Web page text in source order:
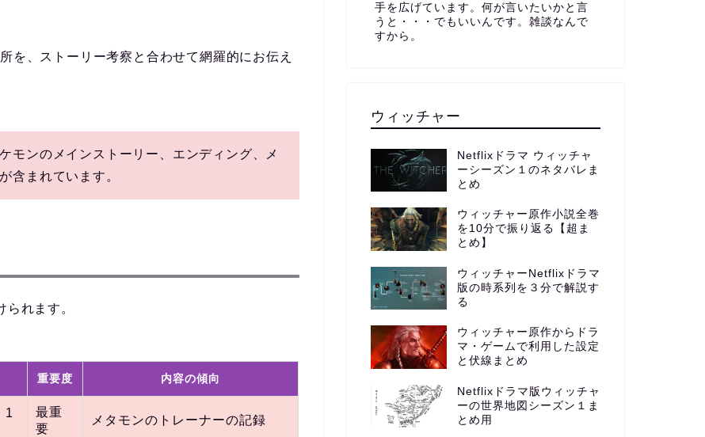
を、ストーリー考察と合わせて網羅的にお伝え
モンのメインストーリー、エンディング、メ
含まれています。
られます。
重要度 内容の傾向
1
最重
要
メタモンのトレーナーの記録
手を広げています。何が言いたいかと言
うと・・・でもいいんです。雑談なんで
すから。
ウィッチャー
Netflixドラマ ウィッチャ
ーシーズン１のネタバレま
とめ
ウィッチャー原作小説全巻
を10分で振り返る【超ま
とめ】
ウィッチャーNetflixドラマ
版の時系列を３分で解説す
る
ウィッチャー原作からドラ
マ・ゲームで利用した設定
と伏線まとめ
Netflixドラマ版ウィッチャ
ーの世界地図シーズン１ま
とめ用